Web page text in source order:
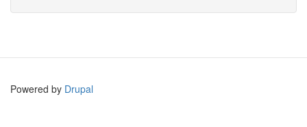
Powered by Drupal